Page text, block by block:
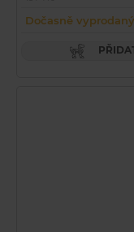
Dočasně vyprodaný